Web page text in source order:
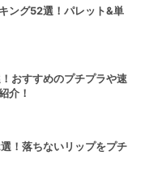
ング52選！パレット&単
おすすめのプチプラや速
介！
！落ちないリップをプチ